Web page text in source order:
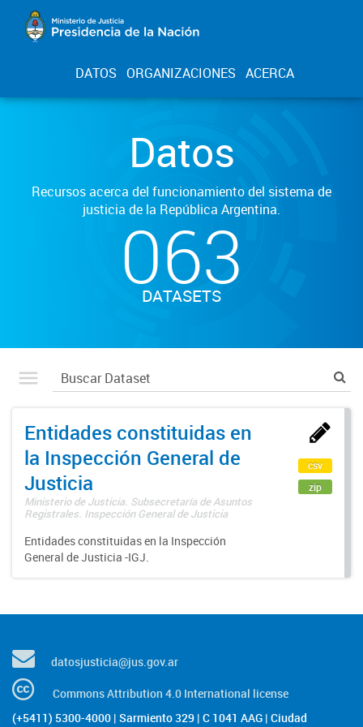
DATOS ORGANIZACIONES ACERCA
Datos
Recursos acerca del funcionamiento del sistema de
justicia de la República Argentina.
063
DATASETS
Entidades constituidas en
la Inspección General de
Justicia
Ministerio de Justicia. Subsecretaría de Asuntos
Registrales. Inspección General de Justicia
Entidades constituidas en la Inspección
General de Justicia -IGJ.
csv
zip
datosjusticia@jus.gov.ar
Commons Attribution 4.0 International license
(+5411) 5300-4000 | Sarmiento 329 | C 1041 AAG | Ciudad